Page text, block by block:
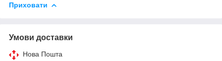
Приховати
Умови доставки
Нова Пошта